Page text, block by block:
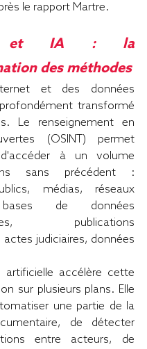
le rapport Martre.
et IA : la
des méthodes
et des données
transformé
Le renseignement en
(OSINT) permet
d'accéder à un volume
sans précédent :
médias, réseaux
de données
publications
actes judiciaires, données
artificielle accélère cette
sur plusieurs plans. Elle
une partie de la
de détecter
entre acteurs, de